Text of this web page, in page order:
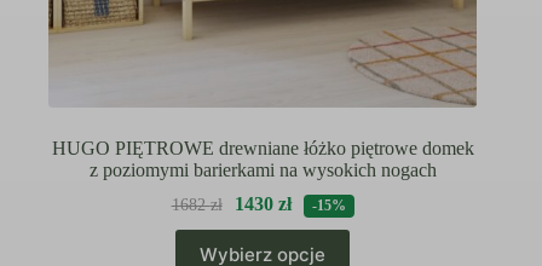
HUGO PIĘTROWE drewniane łóżko piętrowe domek
z poziomymi barierkami na wysokich nogach
1682zł 1430 zł -15%
Wybierz opcje
produkt